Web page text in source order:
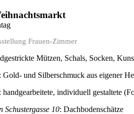
Frauen-Zimmer
Mützen, Schals, Socken,
Gold- und Silberschmuck aus eigener
handgearbeitete, individuell gestaltete
Schustergasse 10: Dachbodenschätze